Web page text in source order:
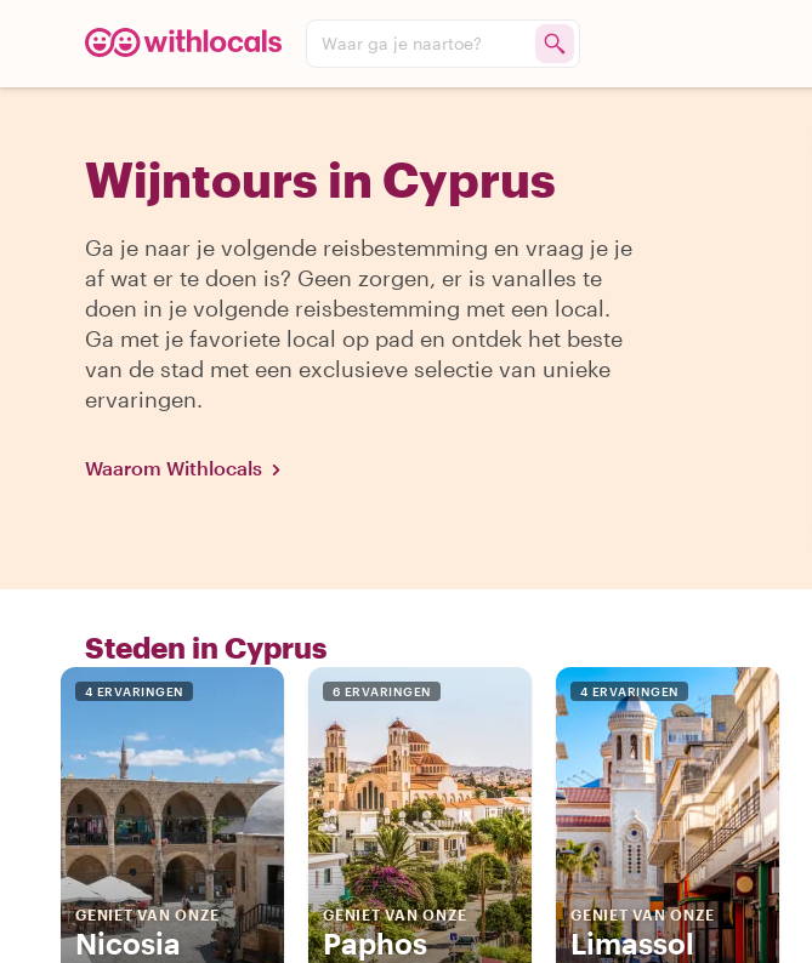
Waar ga je naartoe?
Wijntours in Cyprus
Ga je naar je volgende reisbestemming en vraag je je
af wat er te doen is? Geen zorgen, er is vanalles te
doen in je volgende reisbestemming met een local.
Ga met je favoriete local op pad en ontdek het beste
van de stad met een exclusieve selectie van unieke
ervaringen.
Waarom Withlocals
Steden in Cyprus
4 ERVARINGEN
GENIET VAN ONZE
Nicosia
6 ERVARINGEN
GENIET VAN ONZE
Paphos
4 ERVARINGEN
GENIET VAN ONZE
Limassol